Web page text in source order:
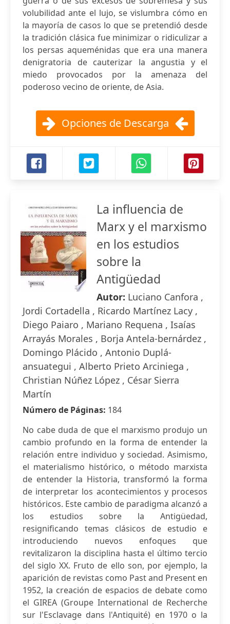
volubilidad ante el lujo, se vislumbra cómo en
la mayoría de casos lo que se pretendió desde
la tradición clásica fue minimizar o ridiculizar a
los persas aqueménidas que era una manera
denigratoria de cauterizar la angustia y el
miedo provocados por la amenaza del
poderoso vecino de oriente, de Asia.
Opciones de Descarga
La influencia de
Marx y el marxismo
en los estudios
sobre la
Antigüedad
Autor: Luciano Canfora ,
Jordi Cortadella , Ricardo Martínez Lacy ,
Diego Paiaro , Mariano Requena , Isaías
Arrayás Morales , Borja Antela-bernárdez ,
Domingo Plácido , Antonio Duplá-
ansuategui , Alberto Prieto Arciniega ,
Christian Núñez López , César Sierra
Martín
Número de Páginas: 184
No cabe duda de que el marxismo produjo un
cambio profundo en la forma de entender la
relación entre individuo y sociedad. Asimismo,
el materialismo histórico, o método marxista
de entender la Historia, transformó la forma
de interpretar los acontecimientos y procesos
históricos. Este cambio de paradigma alcanzó a
los estudios sobre la Antigüedad,
resignificando temas clásicos de estudio e
introduciendo nuevos enfoques que
revitalizaron la disciplina hasta el último tercio
del siglo XX. Fruto de ello son, por ejemplo, la
aparición de revistas como Past and Present en
1952, la creación de espacios de debate como
el GIREA (Groupe International de Recherche
sur l'Esclavage dans l'Antiquité) en 1970 o la